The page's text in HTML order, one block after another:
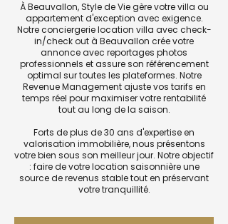
À Beauvallon, Style de Vie gère votre villa ou
appartement d'exception avec exigence.
Notre conciergerie location villa avec check-
in/check out à Beauvallon crée votre
annonce avec reportages photos
professionnels et assure son référencement
optimal sur toutes les plateformes. Notre
Revenue Management ajuste vos tarifs en
temps réel pour maximiser votre rentabilité
tout au long de la saison.
Forts de plus de 30 ans d'expertise en
valorisation immobilière, nous présentons
votre bien sous son meilleur jour. Notre objectif
: faire de votre location saisonnière une
source de revenus stable tout en préservant
votre tranquillité.